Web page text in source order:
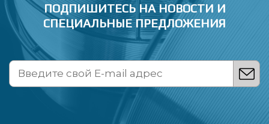
ПОДПИШИТЕСЬ НА НОВОСТИ И
СПЕЦИАЛЬНЫЕ ПРЕДЛОЖЕНИЯ